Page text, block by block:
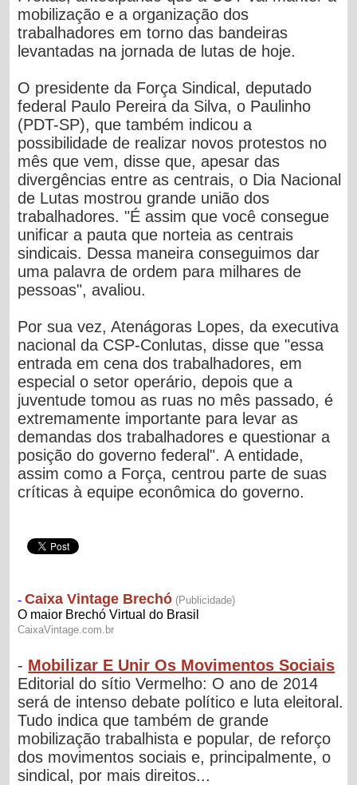
mobilização e a organização dos
trabalhadores em torno das bandeiras
levantadas na jornada de lutas de hoje.
O presidente da Força Sindical, deputado
federal Paulo Pereira da Silva, o Paulinho
(PDT-SP), que também indicou a
possibilidade de realizar novos protestos no
mês que vem, disse que, apesar das
divergências entre as centrais, o Dia Nacional
de Lutas mostrou grande união dos
trabalhadores. "É assim que você consegue
unificar a pauta que norteia as centrais
sindicais. Dessa maneira conseguimos dar
uma palavra de ordem para milhares de
pessoas", avaliou.
Por sua vez, Atenágoras Lopes, da executiva
nacional da CSP-Conlutas, disse que "essa
entrada em cena dos trabalhadores, em
especial o setor operário, depois que a
juventude tomou as ruas no mês passado, é
extremamente importante para levar as
demandas dos trabalhadores e questionar a
posição do governo federal". A entidade,
assim como a Força, centrou parte de suas
críticas à equipe econômica do governo.
- Mobilizar E Unir Os Movimentos Sociais
Editorial do sítio Vermelho: O ano de 2014
será de intenso debate político e luta eleitoral.
Tudo indica que também de grande
mobilização trabalhista e popular, de reforço
dos movimentos sociais e, principalmente, o
sindical, por mais direitos...